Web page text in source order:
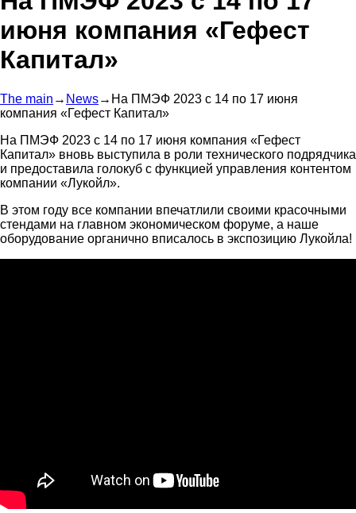
июня компания «Гефест
Капитал»
The main → News→ На ПМЭФ 2023 с 14 по 17 июня
компания «Гефест Капитал»
На ПМЭФ 2023 с 14 по 17 июня компания «Гефест
Капитал» вновь выступила в роли технического подрядчика
и предоставила голокуб с функцией управления контентом
компании «Лукойл».
В этом году все компании впечатлили своими красочными
стендами на главном экономическом форуме, а наше
оборудование органично вписалось в экспозицию Лукойла!